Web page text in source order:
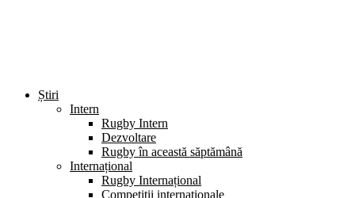
Știri
Intern
Rugby Intern
Dezvoltare
Rugby în această săptămână
Internațional
Rugby Internațional
Competiții internaționale